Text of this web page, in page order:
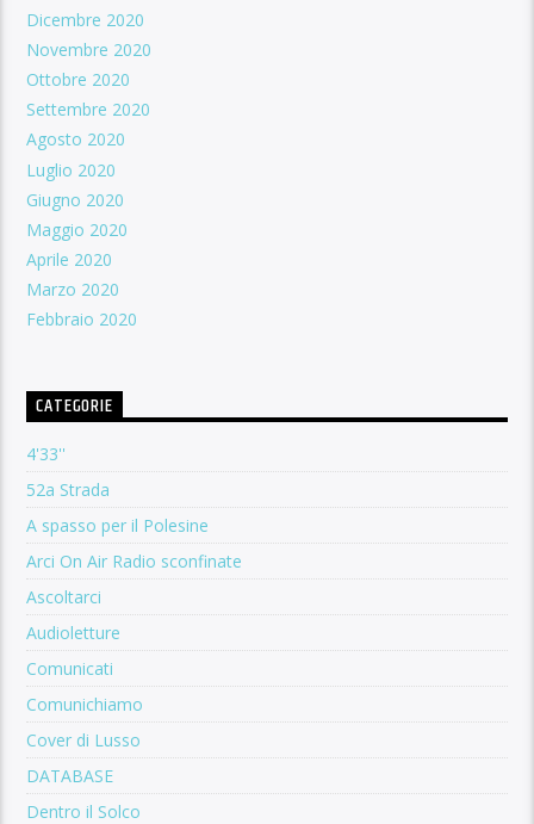
Dicembre 2020
Novembre 2020
Ottobre 2020
Settembre 2020
Agosto 2020
Luglio 2020
Giugno 2020
Maggio 2020
Aprile 2020
Marzo 2020
Febbraio 2020
CATEGORIE
4'33''
52a Strada
A spasso per il Polesine
Arci On Air Radio sconfinate
Ascoltarci
Audioletture
Comunicati
Comunichiamo
Cover di Lusso
DATABASE
Dentro il Solco